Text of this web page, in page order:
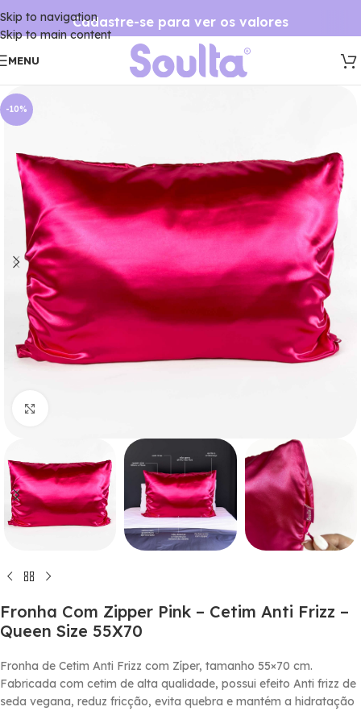
Skip to navigation
Skip to main content
Cadastre-se para ver os valores
MENU
-10%
Fronha Com Zipper Pink – Cetim Anti Frizz –
Queen Size 55X70
Fronha de Cetim Anti Frizz com Zí­per, tamanho 55×70 cm.
Fabricada com cetim de alta qualidade, possui efeito Anti frizz de
seda vegana, reduz fricção, evita quebra e mantém a hidratação